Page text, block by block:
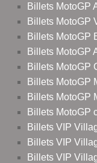
Billets MotoGP
Billets MotoGP
Billets MotoGP
Billets MotoGP
Billets MotoGP
Billets MotoGP
Billets MotoGP
Billets MotoGP
Billets VIP
Billets VIP
Billets VIP